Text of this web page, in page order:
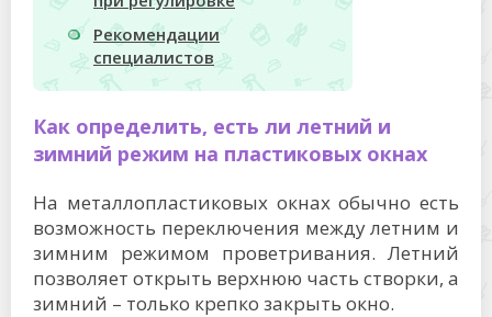
Рекомендации
специалистов
Как определить, есть ли летний и
зимний режим на пластиковых окнах
На металлопластиковых окнах обычно есть
возможность переключения между летним и
зимним режимом проветривания. Летний
позволяет открыть верхнюю часть створки, а
зимний – только крепко закрыть окно.